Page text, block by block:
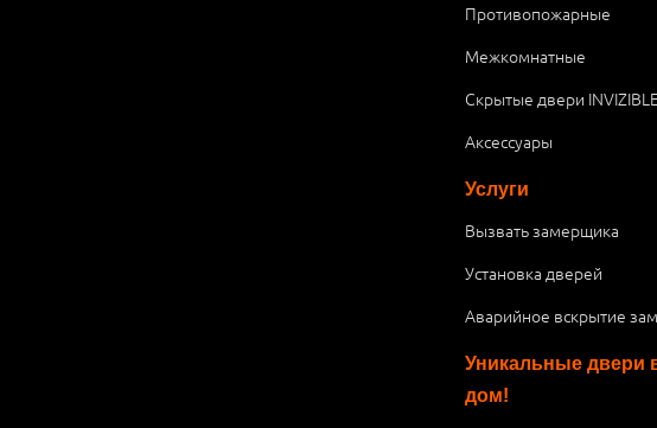
Противопожарные
Межкомнатные
Скрытые двери
Аксессуары
Услуги
Вызвать замерщика
Установка дверей
Аварийное вскрытие
Уникальные двери
дом!